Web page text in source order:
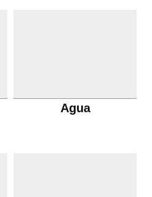
Agua